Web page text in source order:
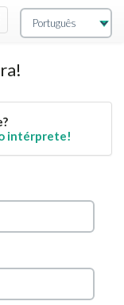
intérprete!